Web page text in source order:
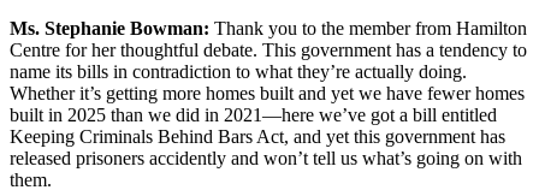
Ms. Stephanie Bowman: Thank you to the member from Hamilton
Centre for her thoughtful debate. This government has a tendency to
name its bills in contradiction to what they’re actually doing.
Whether it’s getting more homes built and yet we have fewer homes
built in 2025 than we did in 2021—here we’ve got a bill entitled
Keeping Criminals Behind Bars Act, and yet this government has
released prisoners accidently and won’t tell us what’s going on with
them.